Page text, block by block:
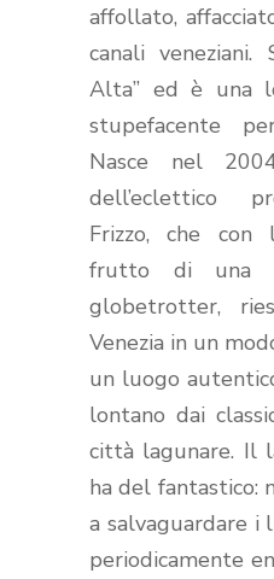
affollato,
canali veneziani.
Alta” ed è una
stupefacente
Nasce nel
dell’eclettico
Frizzo, che con
frutto di una
globetrotter,
Venezia in un
un luogo
lontano dai
città lagunare. Il
ha del fantastico:
a salvaguardare i
periodicamente